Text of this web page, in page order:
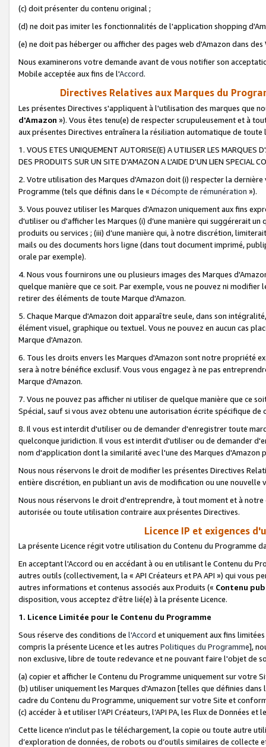
(c) doit présenter du contenu original ;
(d) ne doit pas imiter les fonctionnalités de l'application shopping
(e) ne doit pas héberger ou afficher des pages web d'Amazon dans
Nous examinerons votre demande avant de vous notifier son
Mobile acceptée aux fins de l'Accord.
Directives Relatives aux Marques du
Les présentes Directives s'appliquent à l'utilisation des marques que
d'Amazon »). Vous êtes tenu(e) de respecter scrupuleusement et à
aux présentes Directives entraînera la résiliation automatique de
1. VOUS ETES UNIQUEMENT AUTORISE(E) A UTILISER LES MARQUES
DES PRODUITS SUR UN SITE D'AMAZON A L'AIDE D'UN LIEN SPECIAL
2. Votre utilisation des Marques d'Amazon doit (i) respecter la
Programme (tels que définis dans le « Décompte de rémunération »).
3. Vous pouvez utiliser les Marques d'Amazon uniquement aux fins
d'utiliser ou d'afficher les Marques (i) d’une manière qui suggérerait
produits ou services ; (iii) d’une manière qui, à notre discrétion,
mails ou des documents hors ligne (dans tout document imprimé,
orale par exemple).
4. Nous vous fournirons une ou plusieurs images des Marques
quelque manière que ce soit. Par exemple, vous ne pouvez ni
retirer des éléments de toute Marque d'Amazon.
5. Chaque Marque d'Amazon doit apparaître seule, dans son
élément visuel, graphique ou textuel. Vous ne pouvez en aucun cas
Marque d'Amazon.
6. Tous les droits envers les Marques d'Amazon sont notre propriété
sera à notre bénéfice exclusif. Vous vous engagez à ne pas
Marque d'Amazon.
7. Vous ne pouvez pas afficher ni utiliser de quelque manière que ce
Spécial, sauf si vous avez obtenu une autorisation écrite spécifique de
8. Il vous est interdit d'utiliser ou de demander d'enregistrer toute
quelconque juridiction. Il vous est interdit d'utiliser ou de demander
nom d'application dont la similarité avec l'une des Marques
Nous nous réservons le droit de modifier les présentes Directives
entière discrétion, en publiant un avis de modification ou une nouvelle
Nous nous réservons le droit d'entreprendre, à tout moment et à
autorisée ou toute utilisation contraire aux présentes Directives.
Licence IP et exigences
La présente Licence régit votre utilisation du Contenu du Programme
En acceptant l'Accord ou en accédant à ou en utilisant le Contenu du
autres outils (collectivement, la « API Créateurs et PA API ») qui vous
autres informations et contenus associés aux Produits (« Contenu
disposition, vous acceptez d'être lié(e) à la présente Licence.
1. Licence Limitée pour le Contenu du Programme
Sous réserve des conditions de l'Accord et uniquement aux fins
compris la présente Licence et les autres Politiques du Programme],
non exclusive, libre de toute redevance et ne pouvant faire l'objet de
(a) copier et afficher le Contenu du Programme uniquement sur votre
(b) utiliser uniquement les Marques d'Amazon [telles que définies dans
cadre du Contenu du Programme, uniquement sur votre Site et
(c) accéder à et utiliser l’API Créateurs, l’API PA, les Flux de Données
Cette licence n'inclut pas le téléchargement, la copie ou toute autre
d’exploration de données, de robots ou d’outils similaires de